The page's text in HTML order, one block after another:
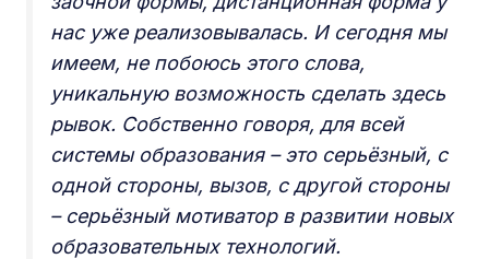
нас уже реализовывалась. И сегодня мы
имеем, не побоюсь этого слова,
уникальную возможность сделать здесь
рывок. Собственно говоря, для всей
системы образования – это серьёзный, с
одной стороны, вызов, с другой стороны
– серьёзный мотиватор в развитии новых
образовательных технологий.